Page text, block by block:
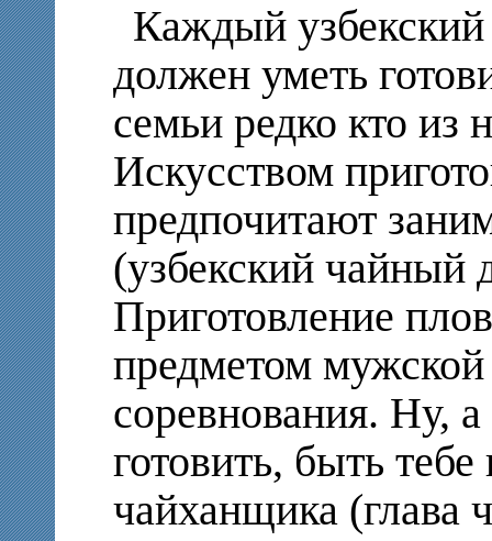
Каждый
должен уметь
семьи редко кто из
Искусством
предпочитают
(узбекский чайный
Приготовление
предметом мужской
соревнования. Ну,
готовить, быть
чайханщика (глава